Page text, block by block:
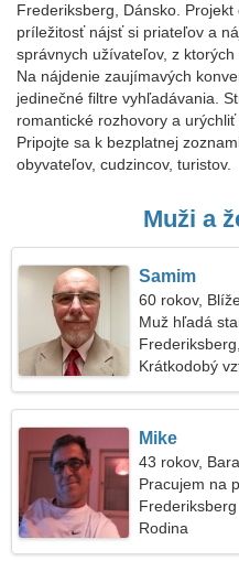
Frederiksberg, Dánsko.
príležitosť nájsť si priateľov a
správnych užívateľov, z
Na nájdenie zaujímavých
jedinečné filtre vyhľadávania.
romantické rozhovory a
Pripojte sa k bezplatnej
obyvateľov, cudzincov, turistov.
Muži a
Samim
60 rokov,
Muž hľadá
Krátkodobý
Mike
43 rokov,
Pracujem na
Frederiksberg
Rodina